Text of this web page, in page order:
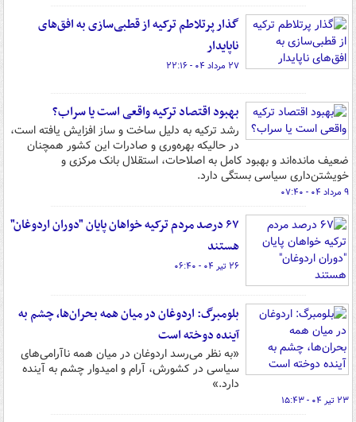
گذار پرتلاطم ترکیه از قطبی‌سازی به افق‌های
ناپایدار
۲۷ مرداد ۰۴ - ۲۲:۱۶
بهبود اقتصاد ترکیه واقعی است یا سراب؟
رشد ترکیه به دلیل ساخت و ساز افزایش یافته است،
در حالیکه بهره‌وری و صادرات این کشور همچنان
ضعیف مانده‌اند و بهبود کامل به اصلاحات، استقلال بانک مرکزی و
خویشتن‌داری سیاسی بستگی دارد.
۹ مرداد ۰۴ - ۰۷:۴۰
۶۷ درصد مردم ترکیه خواهان پایان "دوران اردوغان"
هستند
۲۶ تیر ۰۴ - ۰۶:۴۰
بلومبرگ: اردوغان در میان همه بحران‌ها، چشم به
آینده دوخته است
«به نظر می‌رسد اردوغان در میان همه ناآرامی‌های
سیاسی در کشورش، آرام و امیدوار چشم به آینده
دارد.»
۲۳ تیر ۰۴ - ۱۵:۴۳